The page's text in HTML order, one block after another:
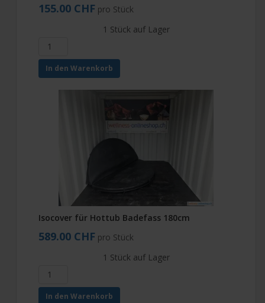
155.00 CHF pro Stück
1 Stück auf Lager
In den Warenkorb
Isocover für Hottub Badefass 180cm
589.00 CHF pro Stück
1 Stück auf Lager
In den Warenkorb